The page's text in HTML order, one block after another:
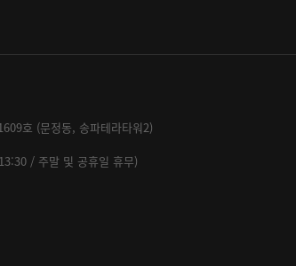
호 (문정동, 송파테라타워2)
/ 주말 및 공휴일 휴무)